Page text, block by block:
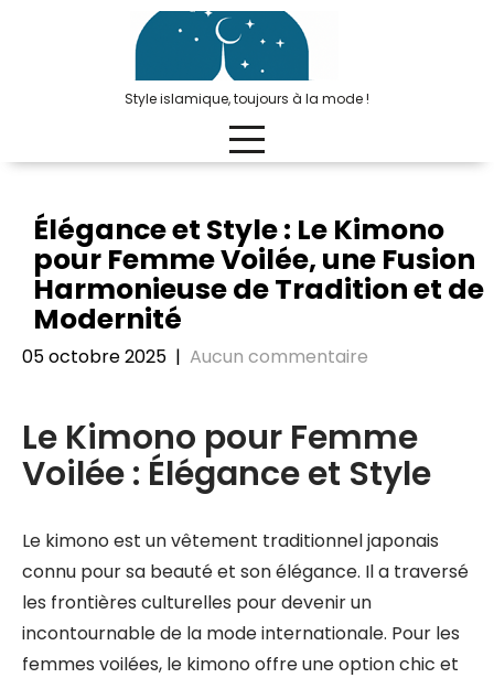
Style islamique, toujours à la mode !
Élégance et Style : Le Kimono
pour Femme Voilée, une Fusion
Harmonieuse de Tradition et de
Modernité
05 octobre 2025 | Aucun commentaire
Le Kimono pour Femme
Voilée : Élégance et Style
Le kimono est un vêtement traditionnel japonais
connu pour sa beauté et son élégance. Il a traversé
les frontières culturelles pour devenir un
incontournable de la mode internationale. Pour les
femmes voilées, le kimono offre une option chic et